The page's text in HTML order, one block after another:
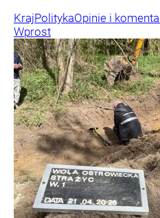
KrajPolitykaOpinie i
Wprost